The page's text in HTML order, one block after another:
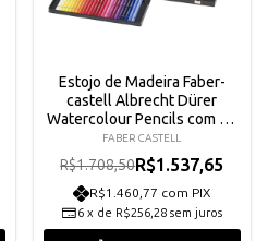
Estojo de Madeira Faber-
castell Albrecht Dürer
Watercolour Pencils com 48
Cores Faber-castell 117506
FABER CASTELL
R$1.708,50R$1.537,65
R$1.460,77 com PIX
6 x de R$256,28 sem juros